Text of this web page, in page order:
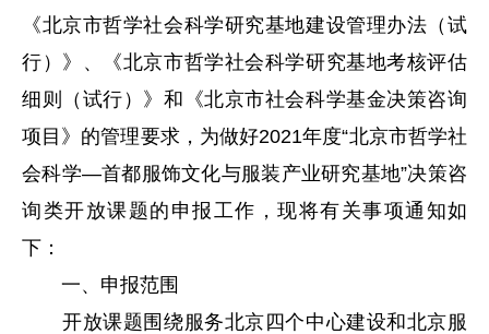
《北京市哲学社会科学研究基地建设管理办法（试
行）》、《北京市哲学社会科学研究基地考核评估
细则（试行）》和《北京市社会科学基金决策咨询
项目》的管理要求，为做好2021年度“北京市哲学社
会科学—首都服饰文化与服装产业研究基地”决策咨
询类开放课题的申报工作，现将有关事项通知如
下：
一、申报范围
开放课题围绕服务北京四个中心建设和北京服